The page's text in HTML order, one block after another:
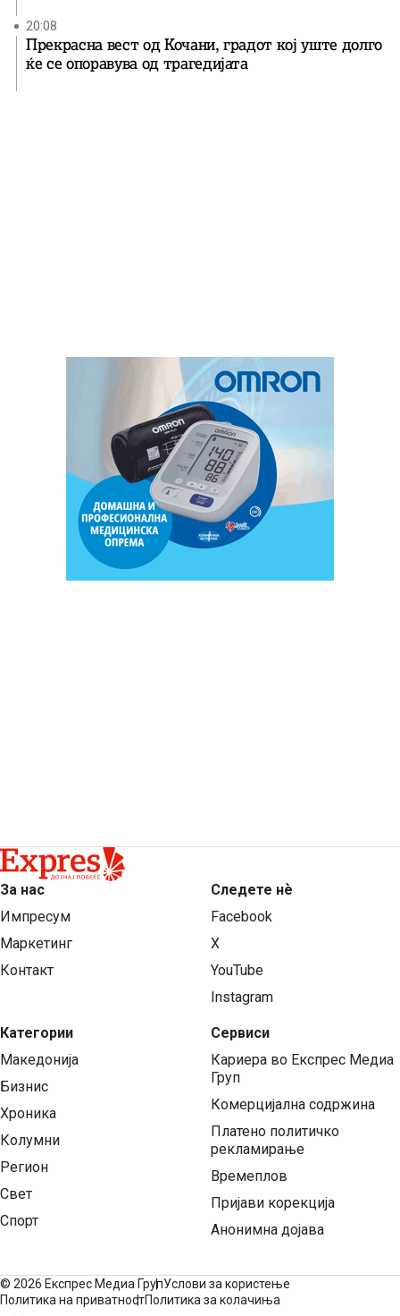
20:08
Прекрасна вест од Кочани, градот кој уште долго
ќе се опоравува од трагедијата
За нас
Импресум
Маркетинг
Контакт
Категории
Македонија
Бизнис
Хроника
Колумни
Регион
Свет
Спорт
Следете нѐ
Facebook
X
YouTube
Instagram
Сервиси
Кариера во Експрес Медиа
Груп
Комерцијална содржина
Платено политичко
рекламирање
Времеплов
Пријави корекција
Анонимна дојава
© 2026 Експрес Медиа ГрупУслови за користење
Политика на приватностПолитика за колачиња